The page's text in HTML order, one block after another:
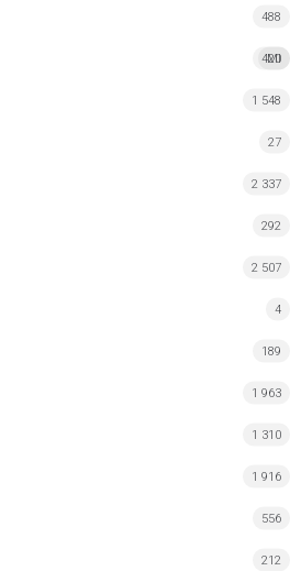
488
MI
420
1 548
27
2 337
292
2 507
4
189
1 963
1 310
1 916
556
212